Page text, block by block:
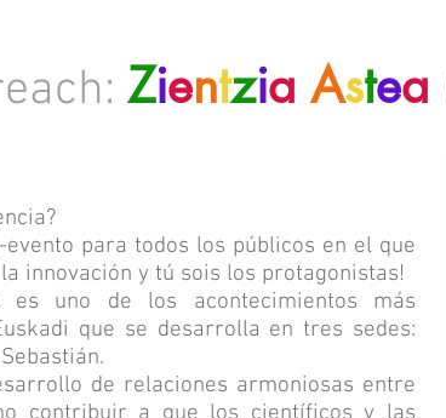
Zientzia Astea
evento para todos los públicos en el que
innovación y tú sois los protagonistas!
uno de los acontecimientos más
que se desarrolla en tres sedes:
de relaciones armoniosas entre